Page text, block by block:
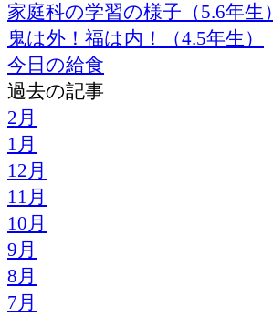
家庭科の学習の様子（5.6年生）
鬼は外！福は内！（4.5年生）
今日の給食
過去の記事
2月
1月
12月
11月
10月
9月
8月
7月